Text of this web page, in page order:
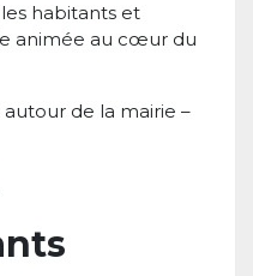
habitants et
animée au cœur du
de la mairie –